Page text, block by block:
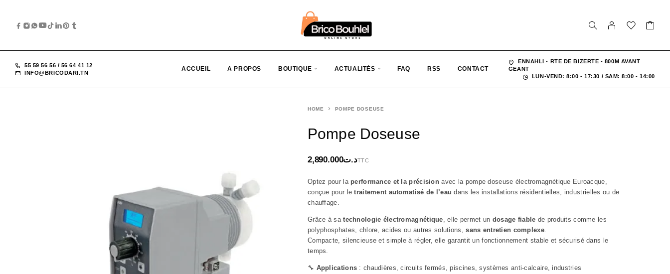
55 59 56 56 / 56 64 41 12
INFO@BRICODARI.TN
ACCUEIL A PROPOS BOUTIQUE ACTUALITÉS FAQ RSS CONTACT
ENNAHLI - RTE DE BIZERTE - 800M AVANT
GEANT
LUN-VEND: 8:00 - 17:30 / SAM: 8:00 - 14:00
HOME POMPE DOSEUSE
Pompe Doseuse
د.ت2,890.000 TTC
Optez pour la performance et la précision avec la pompe doseuse électromagnétique Euroacque,
conçue pour letraitement automatisé de l’eau dans les installations résidentielles, industrielles ou de
chauffage.
Grâce à satechnologie électromagnétique, elle permet un dosage fiable de produits comme les
polyphosphates, chlore, acides ou autres solutions,sans entretien complexe.
Compacte, silencieuse et simple à régler, elle garantit un fonctionnement stable et sécurisé dans le
temps.
🔧 Applications : chaudières, circuits fermés, piscines, systèmes anti-calcaire, industries